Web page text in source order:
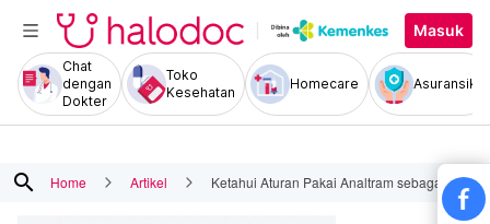
Masuk
Chat
dengan
Dokter
Toko
Kesehatan
Homecare Asuransiku
search Home Artikel Ketahui Aturan Pakai Analtram sebagai Obat